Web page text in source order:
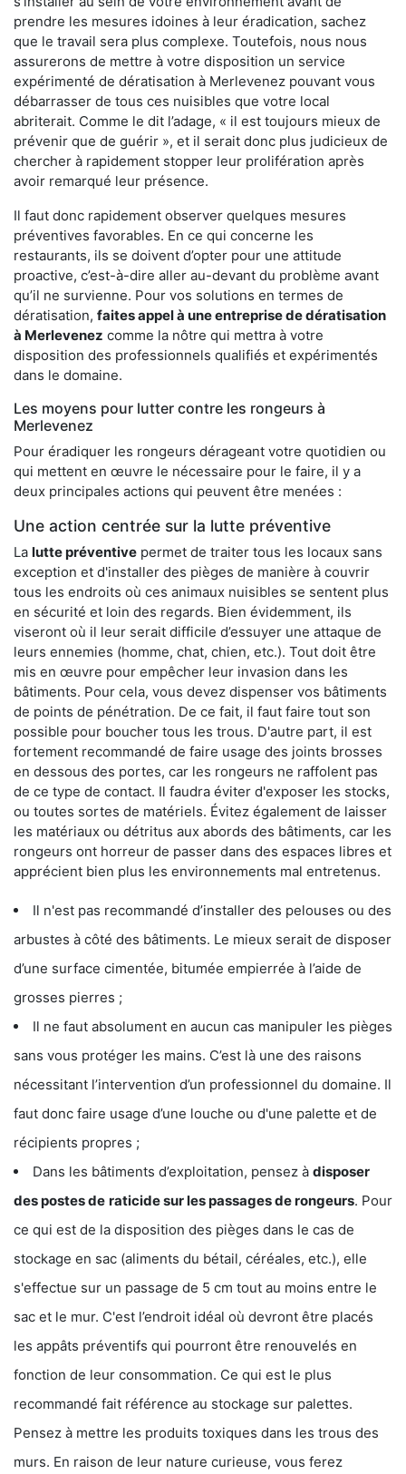
prendre les mesures idoines à leur éradication, sachez
que le travail sera plus complexe. Toutefois, nous nous
assurerons de mettre à votre disposition un service
expérimenté de dératisation à Merlevenez pouvant vous
débarrasser de tous ces nuisibles que votre local
abriterait. Comme le dit l’adage, « il est toujours mieux de
prévenir que de guérir », et il serait donc plus judicieux de
chercher à rapidement stopper leur prolifération après
avoir remarqué leur présence.
Il faut donc rapidement observer quelques mesures
préventives favorables. En ce qui concerne les
restaurants, ils se doivent d’opter pour une attitude
proactive, c’est-à-dire aller au-devant du problème avant
qu’il ne survienne. Pour vos solutions en termes de
dératisation, faites appel à une entreprise de dératisation
à Merlevenez comme la nôtre qui mettra à votre
disposition des professionnels qualifiés et expérimentés
dans le domaine.
Les moyens pour lutter contre les rongeurs à
Merlevenez
Pour éradiquer les rongeurs dérageant votre quotidien ou
qui mettent en œuvre le nécessaire pour le faire, il y a
deux principales actions qui peuvent être menées :
Une action centrée sur la lutte préventive
La lutte préventive permet de traiter tous les locaux sans
exception et d'installer des pièges de manière à couvrir
tous les endroits où ces animaux nuisibles se sentent plus
en sécurité et loin des regards. Bien évidemment, ils
viseront où il leur serait difficile d’essuyer une attaque de
leurs ennemies (homme, chat, chien, etc.). Tout doit être
mis en œuvre pour empêcher leur invasion dans les
bâtiments. Pour cela, vous devez dispenser vos bâtiments
de points de pénétration. De ce fait, il faut faire tout son
possible pour boucher tous les trous. D'autre part, il est
fortement recommandé de faire usage des joints brosses
en dessous des portes, car les rongeurs ne raffolent pas
de ce type de contact. Il faudra éviter d'exposer les stocks,
ou toutes sortes de matériels. Évitez également de laisser
les matériaux ou détritus aux abords des bâtiments, car les
rongeurs ont horreur de passer dans des espaces libres et
apprécient bien plus les environnements mal entretenus.
Il n'est pas recommandé d’installer des pelouses ou des
arbustes à côté des bâtiments. Le mieux serait de disposer
d’une surface cimentée, bitumée empierrée à l’aide de
grosses pierres ;
Il ne faut absolument en aucun cas manipuler les pièges
sans vous protéger les mains. C’est là une des raisons
nécessitant l’intervention d’un professionnel du domaine. Il
faut donc faire usage d’une louche ou d'une palette et de
récipients propres ;
Dans les bâtiments d’exploitation, pensez à disposer
des postes de raticide sur les passages de rongeurs. Pour
ce qui est de la disposition des pièges dans le cas de
stockage en sac (aliments du bétail, céréales, etc.), elle
s'effectue sur un passage de 5 cm tout au moins entre le
sac et le mur. C'est l’endroit idéal où devront être placés
les appâts préventifs qui pourront être renouvelés en
fonction de leur consommation. Ce qui est le plus
recommandé fait référence au stockage sur palettes.
Pensez à mettre les produits toxiques dans les trous des
murs. En raison de leur nature curieuse, vous ferez